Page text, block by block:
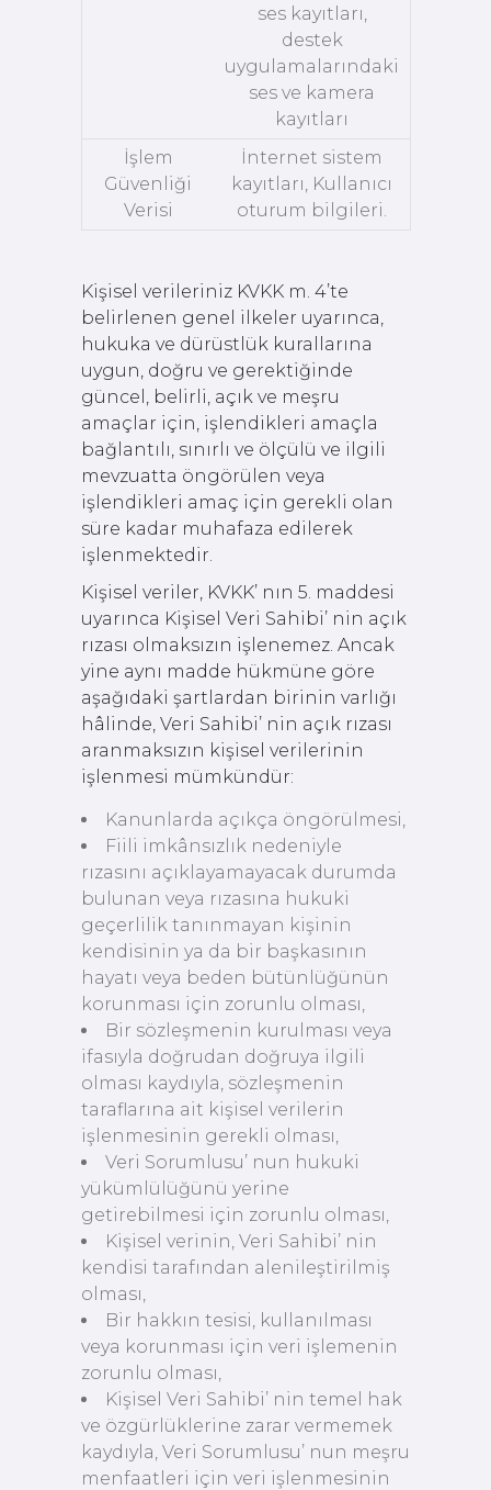
ses kayıtları,
destek
uygulamalarındaki
ses ve kamera
kayıtları
İşlem
Güvenliği
Verisi
İnternet sistem
kayıtları, Kullanıcı
oturum bilgileri.
Kişisel verileriniz KVKK m. 4’te
belirlenen genel ilkeler uyarınca,
hukuka ve dürüstlük kurallarına
uygun, doğru ve gerektiğinde
güncel, belirli, açık ve meşru
amaçlar için, işlendikleri amaçla
bağlantılı, sınırlı ve ölçülü ve ilgili
mevzuatta öngörülen veya
işlendikleri amaç için gerekli olan
süre kadar muhafaza edilerek
işlenmektedir.
Kişisel veriler, KVKK’ nın 5. maddesi
uyarınca Kişisel Veri Sahibi’ nin açık
rızası olmaksızın işlenemez. Ancak
yine aynı madde hükmüne göre
aşağıdaki şartlardan birinin varlığı
hâlinde, Veri Sahibi’ nin açık rızası
aranmaksızın kişisel verilerinin
işlenmesi mümkündür:
Kanunlarda açıkça öngörülmesi,
Fiili imkânsızlık nedeniyle
rızasını açıklayamayacak durumda
bulunan veya rızasına hukuki
geçerlilik tanınmayan kişinin
kendisinin ya da bir başkasının
hayatı veya beden bütünlüğünün
korunması için zorunlu olması,
Bir sözleşmenin kurulması veya
ifasıyla doğrudan doğruya ilgili
olması kaydıyla, sözleşmenin
taraflarına ait kişisel verilerin
işlenmesinin gerekli olması,
Veri Sorumlusu’ nun hukuki
yükümlülüğünü yerine
getirebilmesi için zorunlu olması,
Kişisel verinin, Veri Sahibi’ nin
kendisi tarafından alenileştirilmiş
olması,
Bir hakkın tesisi, kullanılması
veya korunması için veri işlemenin
zorunlu olması,
Kişisel Veri Sahibi’ nin temel hak
ve özgürlüklerine zarar vermemek
kaydıyla, Veri Sorumlusu’ nun meşru
menfaatleri için veri işlenmesinin